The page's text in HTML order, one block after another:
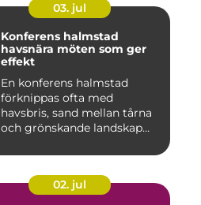
03. jul
Konferens halmstad
havsnära möten som ger
effekt
En konferens halmstad
förknippas ofta med
havsbris, sand mellan tårna
och grönskande landskap
02. jul